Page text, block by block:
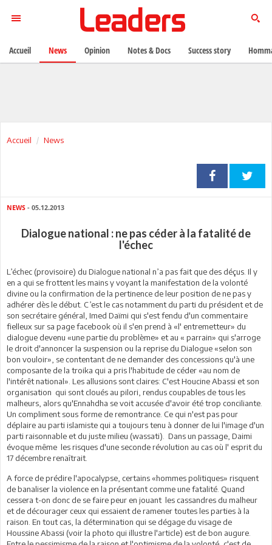
Accueil News
NEWS - 05.12.2013
Dialogue national : ne pas céder à la fatalité de
l'échec
L’échec (provisoire) du Dialogue national n’a pas fait que des déçus. Il y
en a qui se frottent les mains y voyant la manifestation de la volonté
divine ou la confirmation de la pertinence de leur position de ne pas y
adhérer dès le début. C’est le cas notamment du parti du président et de
son secrétaire général, Imed Daïmi qui s'est fendu d'un commentaire
fielleux sur sa page facebook où il s'en prend à «l' entremetteur» du
dialogue devenu «une partie du problème» et au « parrain» qui s'arroge
le droit d'annoncer la suspension ou la reprise du Dialogue «selon son
bon vouloir», se contentant de ne demander des concessions qu'à une
composante de la troika qui a pris l'habitude de céder «au nom de
l'intérêt national». Les allusions sont claires: C'est Houcine Abassi et son
organisation qui sont cloués au pilori, rendus coupables de tous les
malheurs, alors qu'Ennahdha se voit accusée d'avoir été trop conciliante.
Un compliment sous forme de remontrance. Ce qui n'est pas pour
déplaire au parti islamiste qui a toujours tenu à donner de lui l'image d'un
parti raisonnable et du juste milieu (wassati). Dans un passage, Daimi
évoque même les risques d'une seconde révolution au cas où l' esprit du
17 décembre renaîtrait.
A force de prédire l'apocalypse, certains «hommes politiques» risquent
de banaliser la violence en la présentant comme une fatalité. Quand
cessera t-on donc de se faire peur en jouant les cassandres du malheur
et de décourager ceux qui essaient de ramener toutes les parties à la
raison. En tout cas, la détermination qui se dégage du visage de
Houssine Abassi (voir la photo qui illustre l'article) est de bon augure.
Accueil News Opinion Notes & Docs Success story